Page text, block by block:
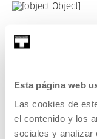
Esta página web
Las cookies de
el contenido y los
sociales y analizar
DURATION 00:06:49
TAXIO ARDANAZ
SEE